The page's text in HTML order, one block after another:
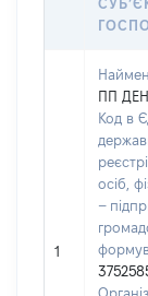
1
ПП
Код в
осіб,
–